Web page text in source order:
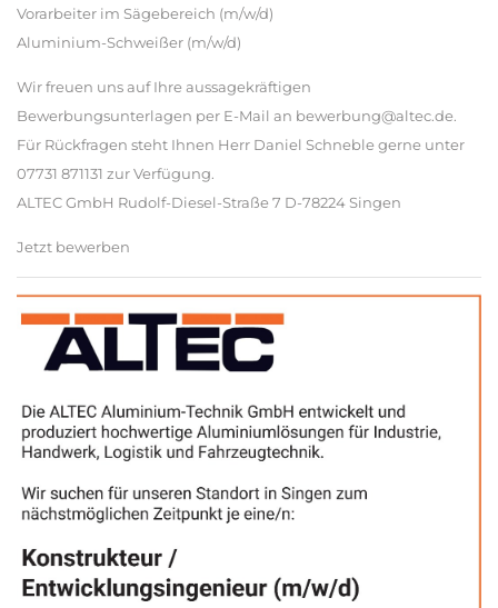
Vorarbeiter im Sägebereich (m/w/d)
Aluminium-Schweißer (m/w/d)
Wir freuen uns auf Ihre aussagekräftigen
Bewerbungsunterlagen per E-Mail an bewerbung@altec.de.
Für Rückfragen steht Ihnen Herr Daniel Schneble gerne unter
07731 871131 zur Verfügung.
ALTEC GmbH Rudolf-Diesel-Straße 7 D-78224 Singen
Jetzt bewerben